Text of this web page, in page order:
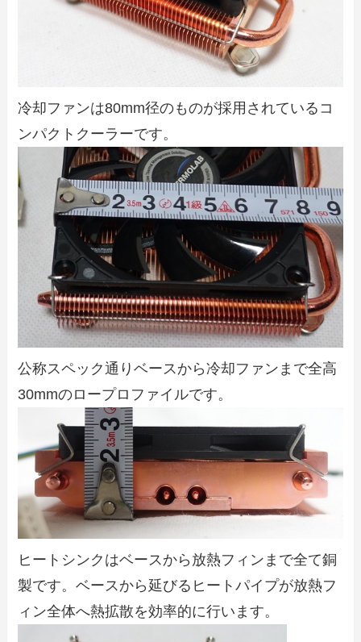
冷却ファンは80mm径のものが採用されているコ
ンパクトクーラーです。
公称スペック通りベースから冷却ファンまで全高
30mmのロープロファイルです。
ヒートシンクはベースから放熱フィンまで全て銅
製です。ベースから延びるヒートパイプが放熱フ
ィン全体へ熱拡散を効率的に行います。